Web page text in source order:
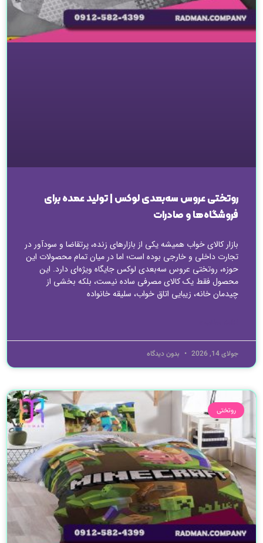
روتختی عروس سه‌بعدی لوکس | تولید عمده برای
فروشگاه‌ها و صادرات
بازار کالای خواب همیشه یکی از بازارهای زنده، پرتقاضا و سودآور در
تجارت داخلی و خارجی بوده است؛ اما در میان تمام محصولات این
حوزه، روتختی عروس سه‌بعدی لوکس جایگاه ویژه‌ای دارد. این
محصول فقط یک کالای مصرفی ساده نیست، بلکه بخشی از
چیدمان خانه، زیبایی اتاق خواب، سلیقه خانواده
جولای 14, 2026 بدون دیدگاه
روتختی